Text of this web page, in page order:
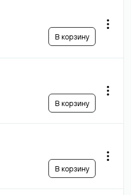
В корзину
В корзину
В корзину